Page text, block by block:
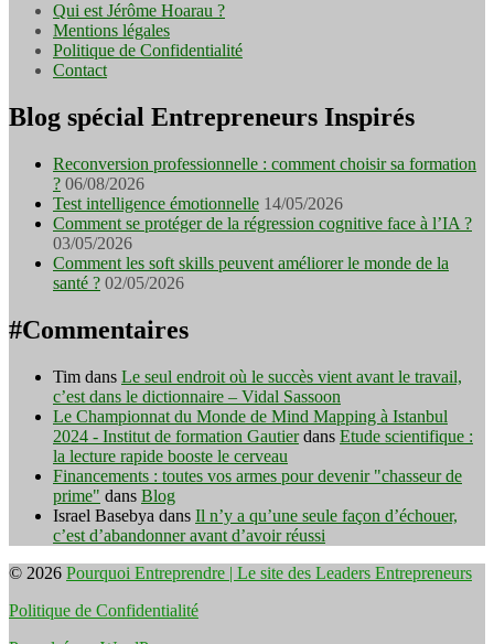
Qui est Jérôme Hoarau ?
Mentions légales
Politique de Confidentialité
Contact
Blog spécial Entrepreneurs Inspirés
Reconversion professionnelle : comment choisir sa formation
? 06/08/2026
Test intelligence émotionnelle 14/05/2026
Comment se protéger de la régression cognitive face à l’IA ?
03/05/2026
Comment les soft skills peuvent améliorer le monde de la
santé ? 02/05/2026
#Commentaires
Tim dans Le seul endroit où le succès vient avant le travail,
c’est dans le dictionnaire – Vidal Sassoon
Le Championnat du Monde de Mind Mapping à Istanbul
2024 - Institut de formation Gautierdans Etude scientifique :
la lecture rapide booste le cerveau
Financements : toutes vos armes pour devenir "chasseur de
prime" dans Blog
Israel Basebya dans Il n’y a qu’une seule façon d’échouer,
c’est d’abandonner avant d’avoir réussi
© 2026 Pourquoi Entreprendre | Le site des Leaders Entrepreneurs
Politique de Confidentialité